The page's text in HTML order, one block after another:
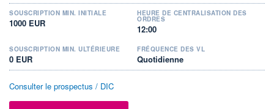
SOUSCRIPTION MIN. INITIALE
1000 EUR
HEURE DE CENTRALISATION DES
ORDRES
12:00
SOUSCRIPTION MIN. ULTÉRIEURE
0 EUR
FRÉQUENCE DES VL
Quotidienne
Consulter le prospectus / DIC